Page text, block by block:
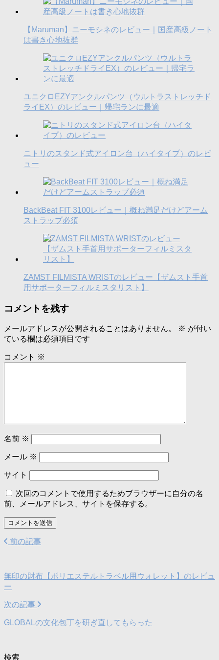
【Maruman】ニーモシネのレビュー｜国産高級ノート
は書き心地抜群
ユニクロEZYアンクルパンツ（ウルトラストレッチド
ライEX）のレビュー｜帰宅ランに最適
ニトリのスタンド式アイロン台（ハイタイプ）のレビ
ュー
BackBeat FIT 3100レビュー｜概ね満足だけどアーム
ストラップ必須
ZAMST FILMISTA WRISTのレビュー【ザムスト手首
用サポーターフィルミスタリスト】
コメントを残す
メールアドレスが公開されることはありません。 ※ が付い
ている欄は必須項目です
コメント ※
名前 ※
メール ※
サイト
次回のコメントで使用するためブラウザーに自分の名
前、メールアドレス、サイトを保存する。
前の記事
無印の財布【ポリエステルトラベル用ウォレット】のレビュ
ー
次の記事
GLOBALの文化包丁を研ぎ直してもらった
検索